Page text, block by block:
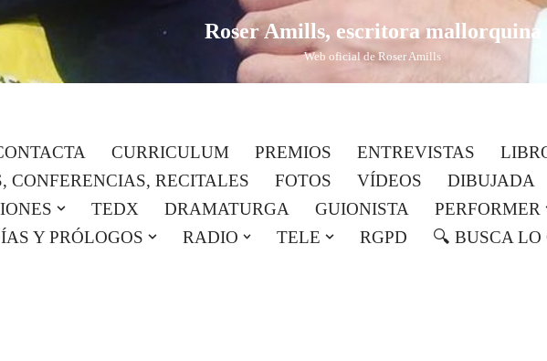
Roser Amills, escritora mallorquina
Web oficial de Roser Amills
CURRICULUM PREMIOS ENTREVISTAS
CONFERENCIAS, RECITALES
FOTOS VÍDEOS
DIBUJADA
TEDX DRAMATURGA GUIONISTA
PERFORMER
Y PRÓLOGOS
RADIO TELE RGPD
🔍 BUSCA LO